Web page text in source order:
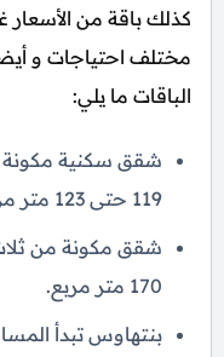
كذلك باقة من الأسعار
مختلف احتياجات و
الباقات ما يلي:
شقق سكنية
119 حتى 123 متر مربع.
170 متر مربع.